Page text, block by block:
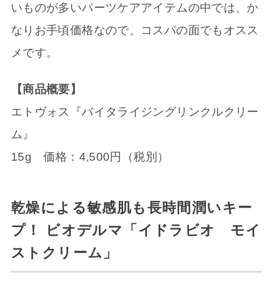
いものが多いパーツケアアイテムの中では、か
なりお手頃価格なので、コスパの面でもオスス
メです。
【商品概要】
エトヴォス『バイタライジングリンクルクリー
ム』
15g 価格：4,500円（税別）
乾燥による敏感肌も長時間潤いキー
プ！ ビオデルマ「イドラビオ モイ
ストクリーム」